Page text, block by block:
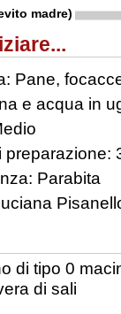
madre)
Pane,
e acqua in
preparazione:
Parabita
di tipo 0
di sali